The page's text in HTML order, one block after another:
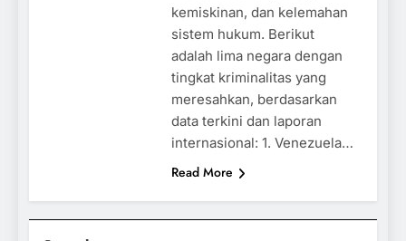
kemiskinan, dan kelemahan
sistem hukum. Berikut
adalah lima negara dengan
tingkat kriminalitas yang
meresahkan, berdasarkan
data terkini dan laporan
internasional: 1. Venezuela…
Read More